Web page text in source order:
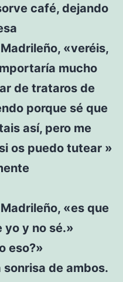
café, dejando
«veréis,
mucho
de trataros de
porque sé que
así, pero me
os puedo tutear »
«es que
yo y no sé.»
eso?»
sonrisa de ambos.